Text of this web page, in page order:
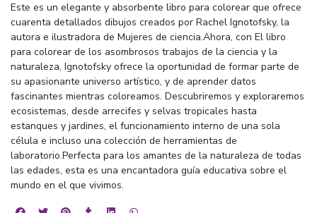
Este es un elegante y absorbente libro para colorear que ofrece
cuarenta detallados dibujos creados por Rachel Ignotofsky, la
autora e ilustradora de Mujeres de ciencia.Ahora, con El libro
para colorear de los asombrosos trabajos de la ciencia y la
naturaleza, Ignotofsky ofrece la oportunidad de formar parte de
su apasionante universo artístico, y de aprender datos
fascinantes mientras coloreamos. Descubriremos y exploraremos
ecosistemas, desde arrecifes y selvas tropicales hasta
estanques y jardines, el funcionamiento interno de una sola
célula e incluso una colección de herramientas de
laboratorio.Perfecta para los amantes de la naturaleza de todas
las edades, esta es una encantadora guía educativa sobre el
mundo en el que vivimos.